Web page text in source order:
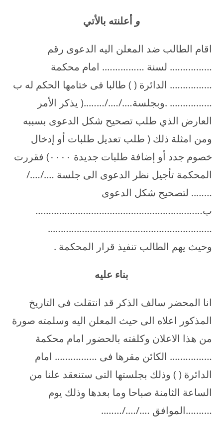
و أعلنته بالأتي
اقام الطالب ضد المعلن اليه الدعوى رقم
……………. لسنة ……………. امام محكمة
……………. الدائرة ( ) طالبا فى ختامها الحكم له ب
……………. .وبجلسة…./…./……..( يذكر الأمر
العارض الذي طلب تصحيح شكل الدعوى بسببه
ومن امثلة ذلك ( طلب تعديل طلبات أو إدخال
خصوم جدد أو إضافة طلبات جديدة ۰۰۰۰) فقررت
المحكمة تأجيل نظر الدعوى الى جلسة …./…./
…….. لتصحيح شكل الدعوى
ب………………………………………………………
……………………………………………………..
وحيث يهم الطالب تنفيذ قرار المحكمة .
بناء عليه
انا المحضر سالف الذكر قد انتقلت فى التاريخ
المذكور اعلاه الى حيث المعلن اليه وسلمته صورة
من هذا الاعلان وكلفته بالحضور امام محكمة
……………. الكائن مقرها فى ……………. امام
الدائرة ( ) وذلك بجلستها التى ستنعقد علنا من
الساعة الثامنة صباحا وما بعدها وذلك يوم
……….الموافق …./…./……..